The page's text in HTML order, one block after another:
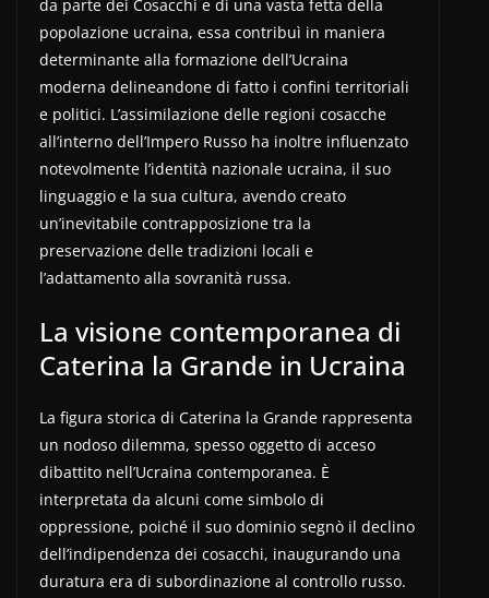
da parte dei Cosacchi e di una vasta fetta della
popolazione ucraina, essa contribuì in maniera
determinante alla formazione dell’Ucraina
moderna delineandone di fatto i confini territoriali
e politici. L’assimilazione delle regioni cosacche
all’interno dell’Impero Russo ha inoltre influenzato
notevolmente l’identità nazionale ucraina, il suo
linguaggio e la sua cultura, avendo creato
un’inevitabile contrapposizione tra la
preservazione delle tradizioni locali e
l’adattamento alla sovranità russa.
La visione contemporanea di
Caterina la Grande in Ucraina
La figura storica di Caterina la Grande rappresenta
un nodoso dilemma, spesso oggetto di acceso
dibattito nell’Ucraina contemporanea. È
interpretata da alcuni come simbolo di
oppressione, poiché il suo dominio segnò il declino
dell’indipendenza dei cosacchi, inaugurando una
duratura era di subordinazione al controllo russo.